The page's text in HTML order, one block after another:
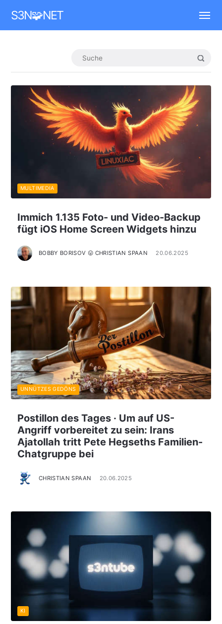
S3N🧩NET
Immich 1.135 Foto- und Video-Backup
fügt iOS Home Screen Widgets hinzu
BOBBY BORISOV 😛 CHRISTIAN SPAAN 20.06.2025
MULTIMEDIA
Postillon des Tages · Um auf US-
Angriff vorbereitet zu sein: Irans
Ajatollah tritt Pete Hegseths Familien-
Chatgruppe bei
CHRISTIAN SPAAN 20.06.2025
UNNÜTZES GEDÖNS
KI